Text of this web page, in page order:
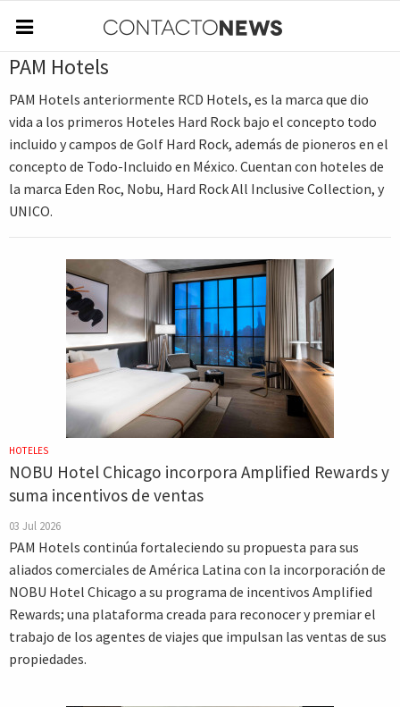
PAM Hotels
PAM Hotels anteriormente RCD Hotels, es la marca que dio
vida a los primeros Hoteles Hard Rock bajo el concepto todo
incluido y campos de Golf Hard Rock, además de pioneros en el
concepto de Todo-Incluido en México. Cuentan con hoteles de
la marca Eden Roc, Nobu, Hard Rock All Inclusive Collection, y
UNICO.
HOTELES
NOBU Hotel Chicago incorpora Amplified Rewards y
suma incentivos de ventas
03 Jul 2026
PAM Hotels continúa fortaleciendo su propuesta para sus
aliados comerciales de América Latina con la incorporación de
NOBU Hotel Chicago a su programa de incentivos Amplified
Rewards; una plataforma creada para reconocer y premiar el
trabajo de los agentes de viajes que impulsan las ventas de sus
propiedades.